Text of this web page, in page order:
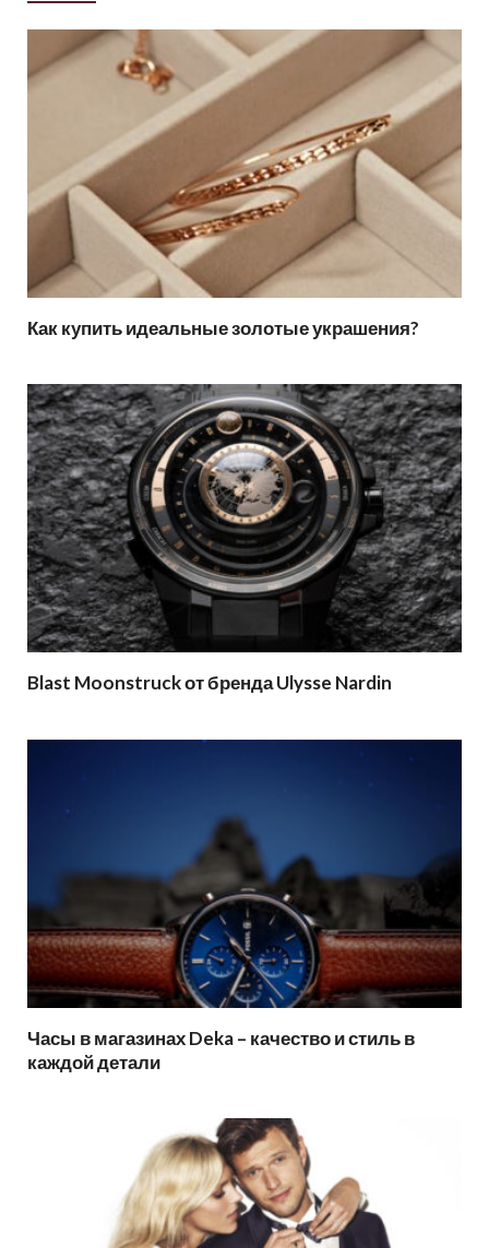
Как купить идеальные золотые украшения?
Blast Moonstruck от бренда Ulysse Nardin
Часы в магазинах Deka – качество и стиль в
каждой детали